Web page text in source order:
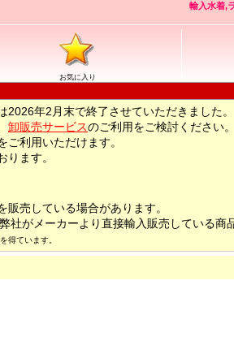
輸入水着,
お気に入り
年2月末で終了させていただきました。
卸販売サービスのご利用をご検討ください。
ご利用いただけます。
ます。
売している場合があります。
社がメーカーより直接輸入販売している商
得ています。